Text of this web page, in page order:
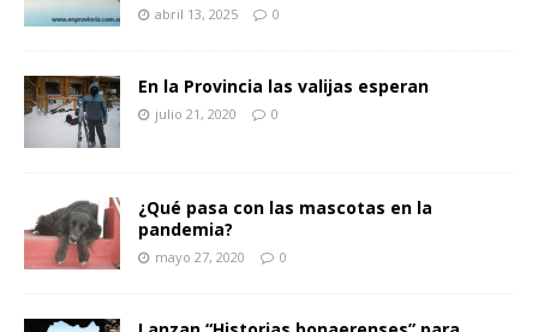
abril 13, 2025 0
En la Provincia las valijas esperan
julio 21, 2020 0
¿Qué pasa con las mascotas en la
pandemia?
mayo 27, 2020 0